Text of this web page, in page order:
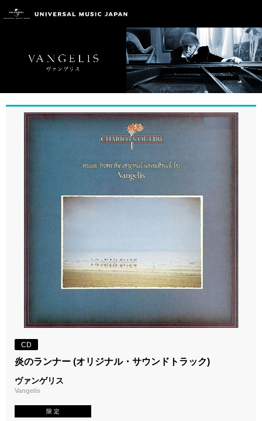
CD
炎のランナー (オリジナル・サウンドトラック)
ヴァンゲリス
Vangelis
限 定